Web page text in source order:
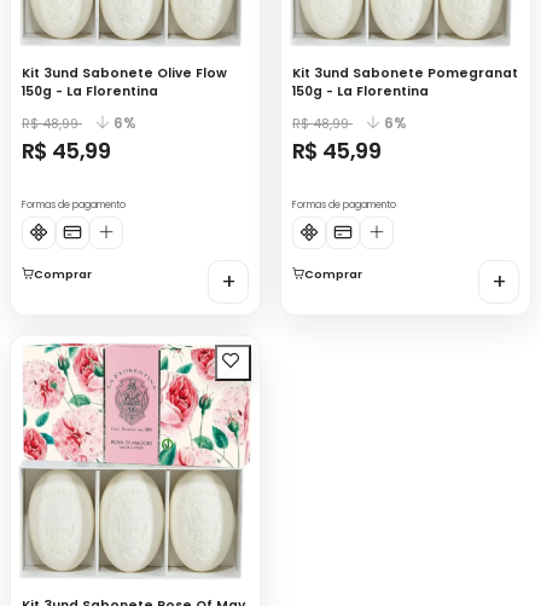
Kit 3und Sabonete Olive Flow
150g - La Florentina
R$ 48,99 6%
R$ 45,99
Formas de pagamento
Comprar +
Kit 3und Sabonete Pomegranat
150g - La Florentina
R$ 48,99 6%
R$ 45,99
Formas de pagamento
Comprar +